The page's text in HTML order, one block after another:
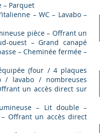
– Parquet
– WC – Lavabo –
pièce – Offrant un
ouest – Grand canapé
– Cheminée fermée –
(four / 4 plaques
/ lavabo / nombreuses
un accès direct sur
– Lit double –
Offrant un accès direct